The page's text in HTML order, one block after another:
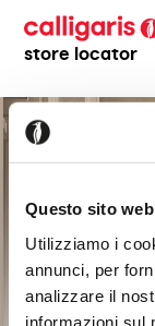
Questo sito
Utilizziamo i
annunci, per
analizzare il
informazioni sul
store locator